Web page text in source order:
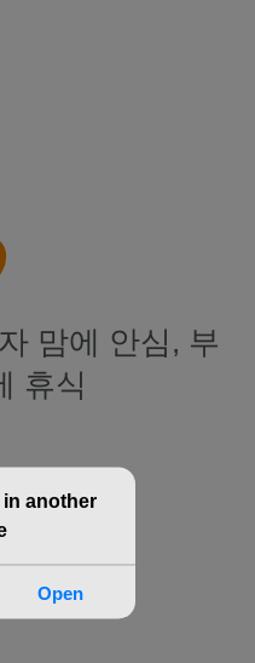
맘에 안심, 부
휴식